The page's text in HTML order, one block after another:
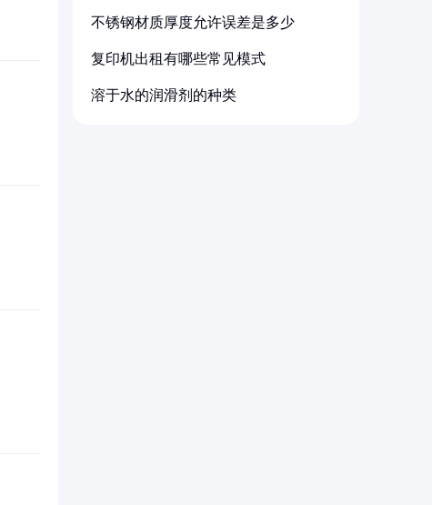
不锈钢材质厚度允许误差是多少
复印机出租有哪些常见模式
溶于水的润滑剂的种类